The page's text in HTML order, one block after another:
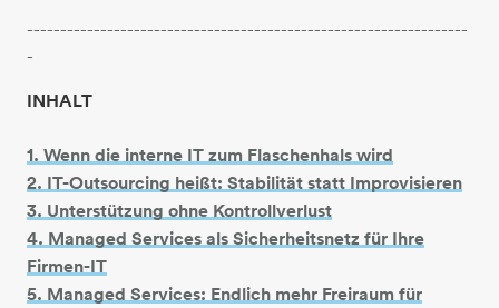
------------------------------------------------------------------
-
INHALT
1. Wenn die interne IT zum Flaschenhals wird
2. IT-Outsourcing heißt: Stabilität statt Improvisieren
3. Unterstützung ohne Kontrollverlust
4. Managed Services als Sicherheitsnetz für Ihre
Firmen-IT
5. Managed Services: Endlich mehr Freiraum für